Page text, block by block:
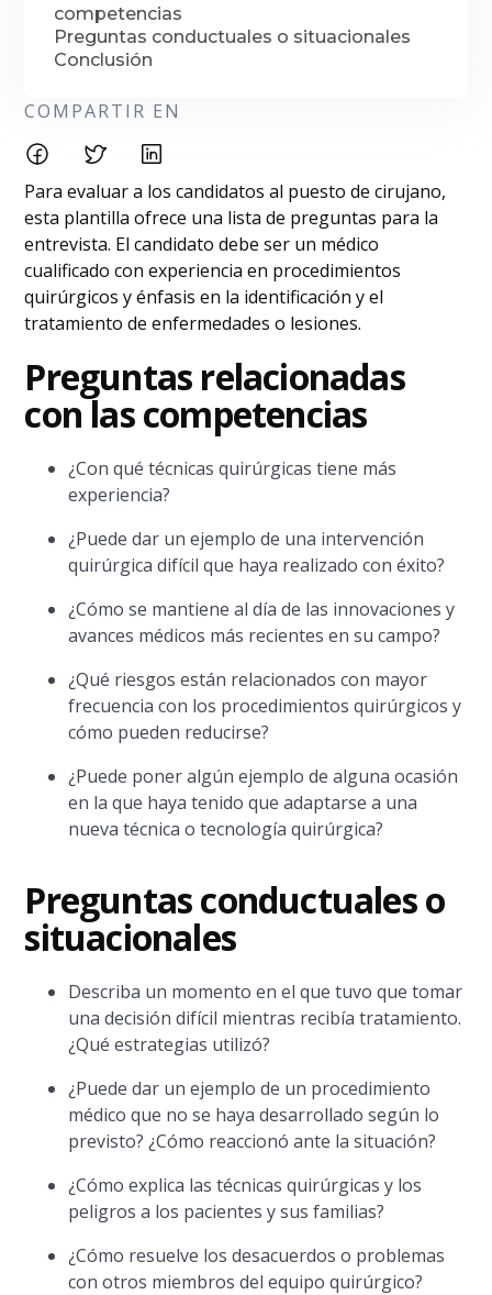
competencias
Preguntas conductuales o situacionales
Conclusión
COMPARTIR EN
Para evaluar a los candidatos al puesto de cirujano,
esta plantilla ofrece una lista de preguntas para la
entrevista. El candidato debe ser un médico
cualificado con experiencia en procedimientos
quirúrgicos y énfasis en la identificación y el
tratamiento de enfermedades o lesiones.
Preguntas relacionadas
con las competencias
¿Con qué técnicas quirúrgicas tiene más
experiencia?
¿Puede dar un ejemplo de una intervención
quirúrgica difícil que haya realizado con éxito?
¿Cómo se mantiene al día de las innovaciones y
avances médicos más recientes en su campo?
¿Qué riesgos están relacionados con mayor
frecuencia con los procedimientos quirúrgicos y
cómo pueden reducirse?
¿Puede poner algún ejemplo de alguna ocasión
en la que haya tenido que adaptarse a una
nueva técnica o tecnología quirúrgica?
Preguntas conductuales o
situacionales
Describa un momento en el que tuvo que tomar
una decisión difícil mientras recibía tratamiento.
¿Qué estrategias utilizó?
¿Puede dar un ejemplo de un procedimiento
médico que no se haya desarrollado según lo
previsto? ¿Cómo reaccionó ante la situación?
¿Cómo explica las técnicas quirúrgicas y los
peligros a los pacientes y sus familias?
¿Cómo resuelve los desacuerdos o problemas
con otros miembros del equipo quirúrgico?